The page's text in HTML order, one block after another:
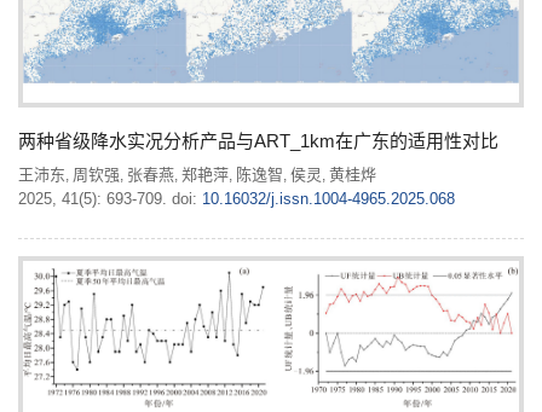
两种省级降水实况分析产品与ART_1km在广东的适用性对比
王沛东, 周钦强, 张春燕, 郑艳萍, 陈逸智, 侯灵 , 黄桂烨
2025, 41(5): 693-709. doi: 10.16032/j.issn.1004-4965.2025.068